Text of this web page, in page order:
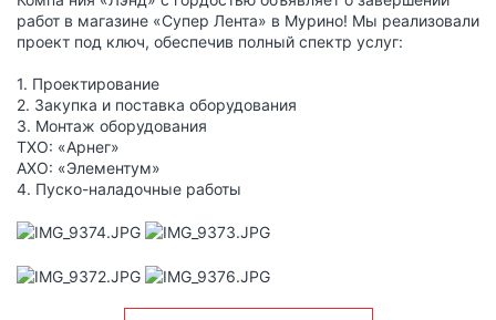
работ в магазине «Супер Лента» в Мурино! Мы реализовали
проект под ключ, обеспечив полный спектр услуг:
1. Проектирование
2. Закупка и поставка оборудования
3. Монтаж оборудования
ТХО: «Арнег»
АХО: «Элементум»
4. Пуско-наладочные работы